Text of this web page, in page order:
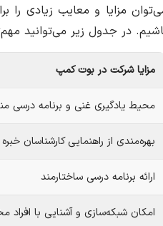
مزایا و معایب زیادی را
در جدول زیر می‌توانید
مزایا شرکت در بوت کمپ
محیط یادگیری غنی و برنامه درسی
بهره‌مندی از راهنمایی کارشناسان خبره
ارائه برنامه درسی ساختارمند
امکان شبکه‌سازی و آشنایی با افراد